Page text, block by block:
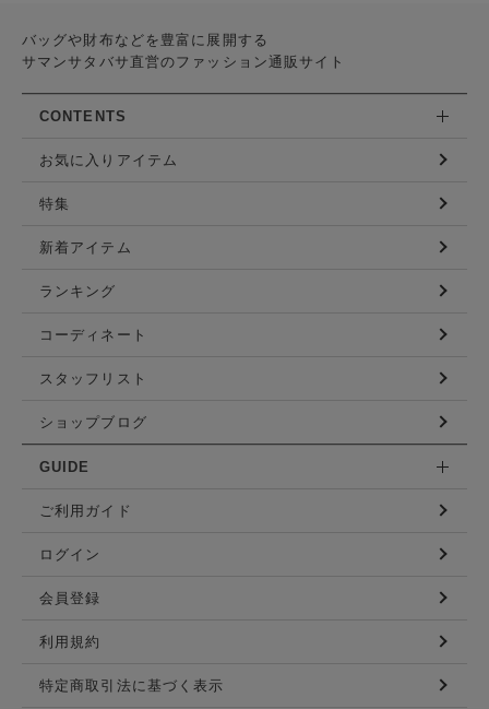
バッグや財布などを豊富に展開する
サマンサタバサ直営のファッション通販サイト
CONTENTS
お気に入りアイテム
特集
新着アイテム
ランキング
コーディネート
スタッフリスト
ショップブログ
GUIDE
ご利用ガイド
ログイン
会員登録
利用規約
特定商取引法に基づく表示